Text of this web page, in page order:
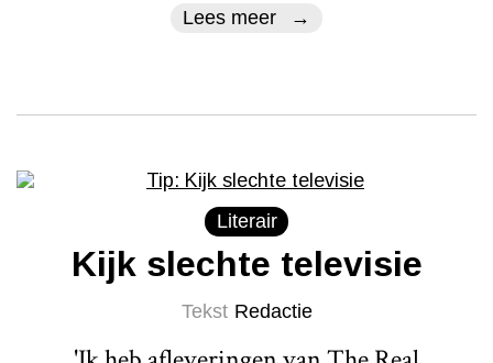
Lees meer
Literair
Kijk slechte televisie
Tekst Redactie